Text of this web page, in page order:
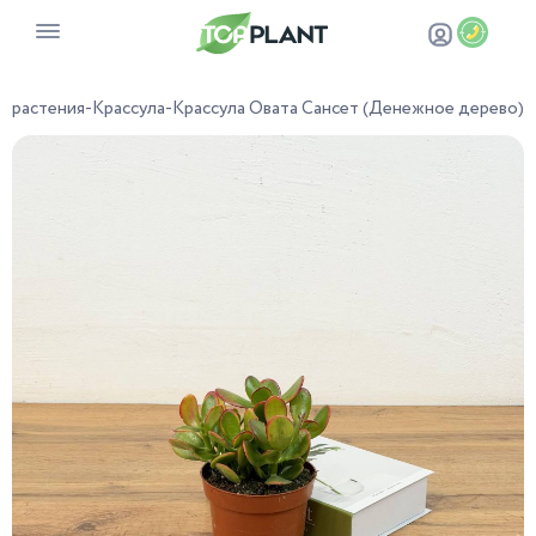
растения-Крассула-Крассула Овата Сансет (Денежное дерево)